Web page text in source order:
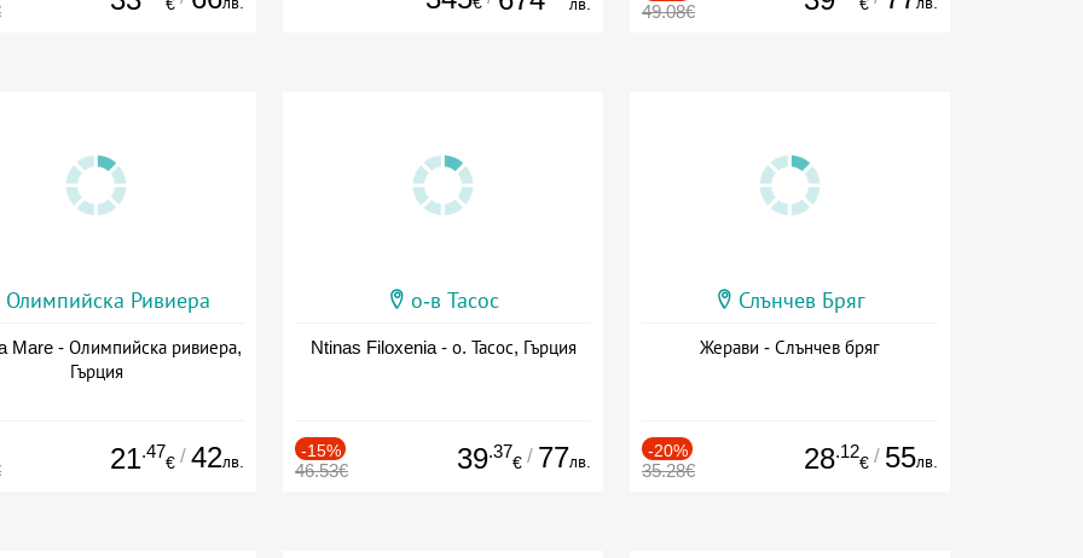
49.08€
Олимпийска Ривиера
Mare - Олимпийска ривиера,
Гърция
21.47
€ / 42лв.
о-в Тасос
Ntinas Filoxenia - о. Тасос, Гърция
-15%
46.53€ 39.37
€ / 77лв.
Слънчев Бряг
Жерави - Слънчев бряг
-20%
35.28€ 28.12
€ / 55лв.